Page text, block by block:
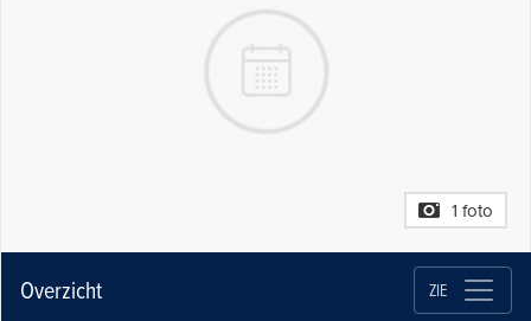
1 foto
Overzicht ZIE